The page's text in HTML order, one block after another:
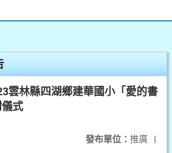
雲林縣四湖鄉建華國小「愛的書
式
發布單位： 推廣 |